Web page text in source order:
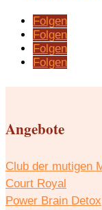
Folgen
Folgen
Folgen
Folgen
Angebote
Club der mutigen
Court Royal
Power Brain Detox